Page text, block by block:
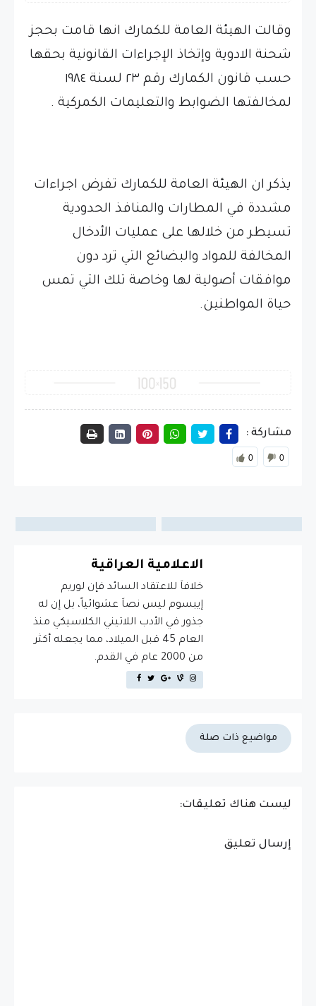
وقالت الهيئة العامة للكمارك انها قامت بحجز
شحنة الادوية وإتخاذ الإجراءات القانونية بحقها
حسب قانون الكمارك رقم ٢٣ لسنة ١٩٨٤
لمخالفتها الضوابط والتعليمات الكمركية .
يذكر ان الهيئة العامة للكمارك تفرض اجراءات
مشددة في المطارات والمنافذ الحدودية
تسيطر من خلالها على عمليات الأدخال
المخالفة للمواد والبضائع التي ترد دون
موافقات أصولية لها وخاصة تلك التي تمس
حياة المواطنين.
مشاركة :
0 0
الاعلامية العراقية
خلافاَ للاعتقاد السائد فإن لوريم
إيبسوم ليس نصاَ عشوائياً، بل إن له
جذور في الأدب اللاتيني الكلاسيكي منذ
العام 45 قبل الميلاد، مما يجعله أكثر
من 2000 عام في القدم.
مواضيع ذات صلة
ليست هناك تعليقات:
إرسال تعليق